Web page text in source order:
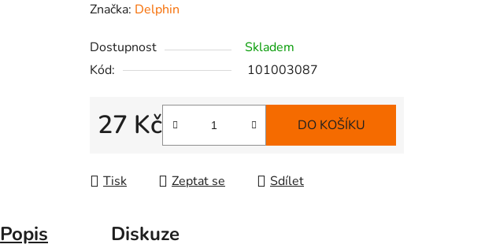
Značka: Delphin
Dostupnost
Skladem
Kód:
101003087
27 Kč
Měrná cena:
DO KOŠÍKU
Tisk Zeptat se Sdílet
Popis Diskuze